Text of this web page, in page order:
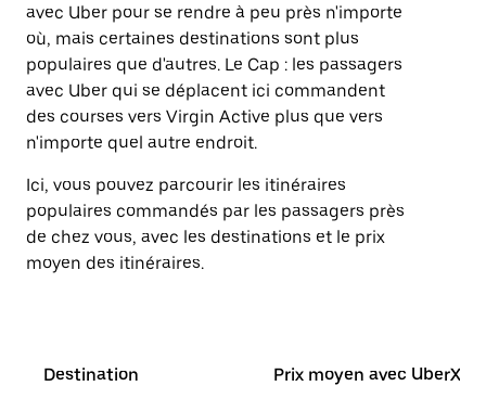
avec Uber pour se rendre à peu près n'importe
où, mais certaines destinations sont plus
populaires que d'autres. Le Cap : les passagers
avec Uber qui se déplacent ici commandent
des courses vers Virgin Active plus que vers
n'importe quel autre endroit.
Ici, vous pouvez parcourir les itinéraires
populaires commandés par les passagers près
de chez vous, avec les destinations et le prix
moyen des itinéraires.
Destination Prix moyen avec UberX*